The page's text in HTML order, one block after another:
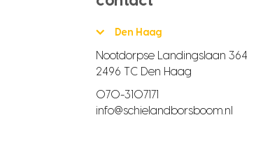
Den Haag
Nootdorpse Landingslaan 364
2496 TC Den Haag
070-3107171
info@schielandborsboom.nl